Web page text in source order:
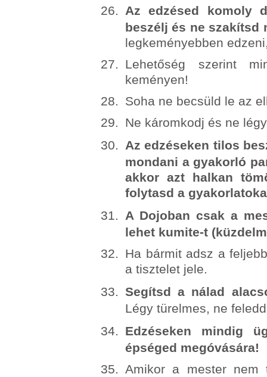
Az edzésed komoly
beszélj és ne szakítsd
legkeményebben
Lehetőség szerint
keményen!
Soha ne becsüld le az
Ne káromkodj és ne
Az edzéseken tilos
mondani a gyakorló
akkor azt halkan
folytasd a
A Dojoban csak a
lehet kumite-t
Ha bármit adsz a
a tisztelet jele.
Segítsd a nálad
Légy türelmes, ne
Edzéseken mindig
épséged megóvására!
Amikor a mester nem